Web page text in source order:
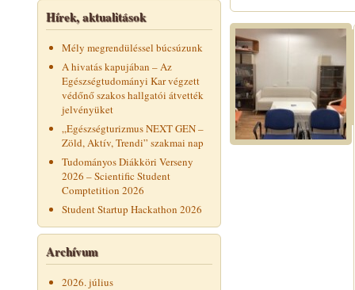
Hírek, aktualitások
Mély megrendüléssel búcsúzunk
A hivatás kapujában – Az
Egészségtudományi Kar végzett
védőnő szakos hallgatói átvették
jelvényüket
„Egészségturizmus NEXT GEN –
Zöld, Aktív, Trendi” szakmai nap
Tudományos Diákköri Verseny
2026 – Scientific Student
Comptetition 2026
Student Startup Hackathon 2026
Archívum
2026. július